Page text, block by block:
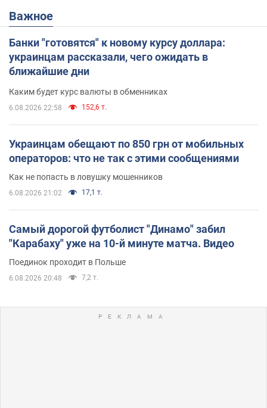
Важное
Банки "готовятся" к новому курсу доллара:
украинцам рассказали, чего ожидать в
ближайшие дни
Каким будет курс валюты в обменниках
6.08.2026 22:58 152,6 т.
Украинцам обещают по 850 грн от мобильных
операторов: что не так с этими сообщениями
Как не попасть в ловушку мошенников
6.08.2026 21:02 17,1 т.
Самый дорогой футболист "Динамо" забил
"Карабаху" уже на 10-й минуте матча. Видео
Поединок проходит в Польше
6.08.2026 20:48 7,2 т.